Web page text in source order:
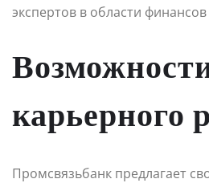
экспертов в области
карьерного
Промсвязьбанк предлагает